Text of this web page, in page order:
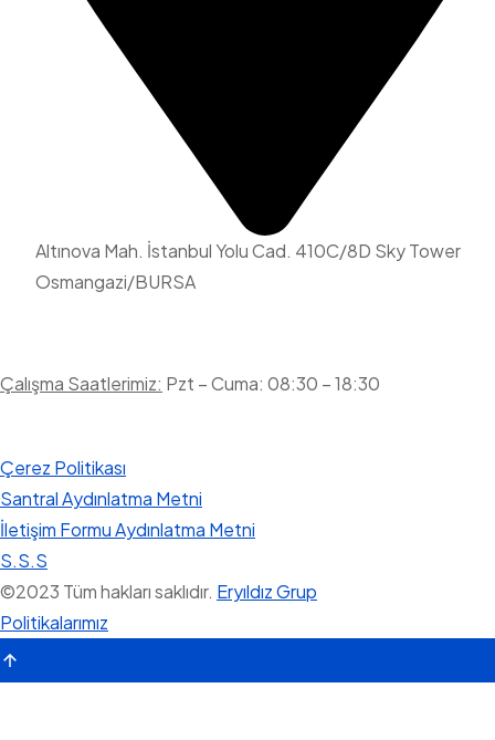
Altınova Mah. İstanbul Yolu Cad. 410C/8D Sky Tower
Osmangazi/BURSA
Çalışma Saatlerimiz: Pzt – Cuma: 08:30 – 18:30
Çerez Politikası
Santral Aydınlatma Metni
İletişim Formu Aydınlatma Metni
S.S.S
©2023 Tüm hakları saklıdır. Eryıldız Grup
Politikalarımız